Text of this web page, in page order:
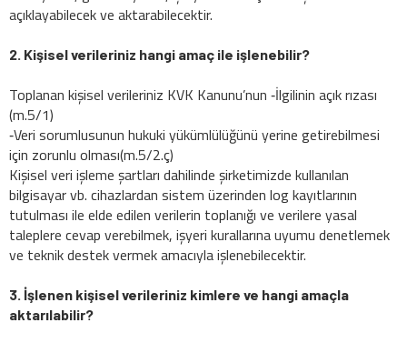
açıklayabilecek ve aktarabilecektir.
2. Kişisel verileriniz hangi amaç ile işlenebilir?
Toplanan kişisel verileriniz KVK Kanunu’nun ‐İlgilinin açık rızası
(m.5/1)
‐Veri sorumlusunun hukuki yükümlülüğünü yerine getirebilmesi
için zorunlu olması(m.5/2.ç)
Kişisel veri işleme şartları dahilinde şirketimizde kullanılan
bilgisayar vb. cihazlardan sistem üzerinden log kayıtlarının
tutulması ile elde edilen verilerin toplanığı ve verilere yasal
taleplere cevap verebilmek, işyeri kurallarına uyumu denetlemek
ve teknik destek vermek amacıyla işlenebilecektir.
3. İşlenen kişisel verileriniz kimlere ve hangi amaçla
aktarılabilir?